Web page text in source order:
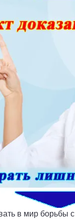
в мир борьбы